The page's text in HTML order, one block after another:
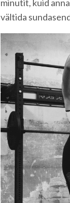
minutit, kuid
vältida